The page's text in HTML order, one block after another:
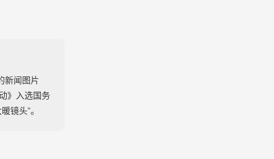
新闻图片
》入选国务
镜头”。